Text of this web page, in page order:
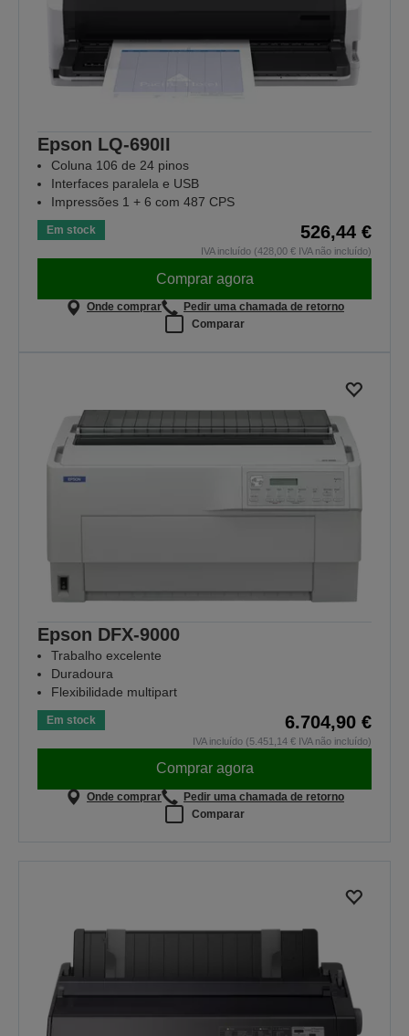
Epson LQ-690II
Coluna 106 de 24 pinos
Interfaces paralela e USB
Impressões 1 + 6 com 487 CPS
Em stock 526,44 €
IVA incluído (428,00 € IVA não incluído)
Comprar agora
Onde comprar
Pedir uma chamada de retorno
Comparar
Epson DFX-9000
Trabalho excelente
Duradoura
Flexibilidade multipart
Em stock 6.704,90 €
IVA incluído (5.451,14 € IVA não incluído)
Comprar agora
Onde comprar
Pedir uma chamada de retorno
Comparar